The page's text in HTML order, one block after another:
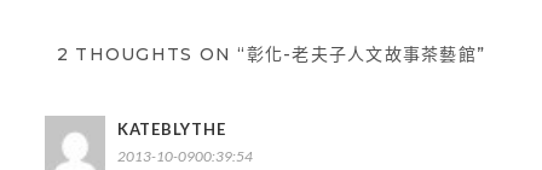
2 THOUGHTS ON “彰化-老夫子人文故事茶藝館”
KATEBLYTHE
2013-10-0900:39:54